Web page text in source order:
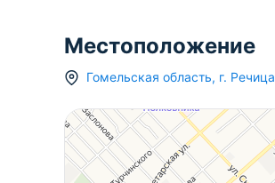
Местоположение
Гомельская область, г. Речица